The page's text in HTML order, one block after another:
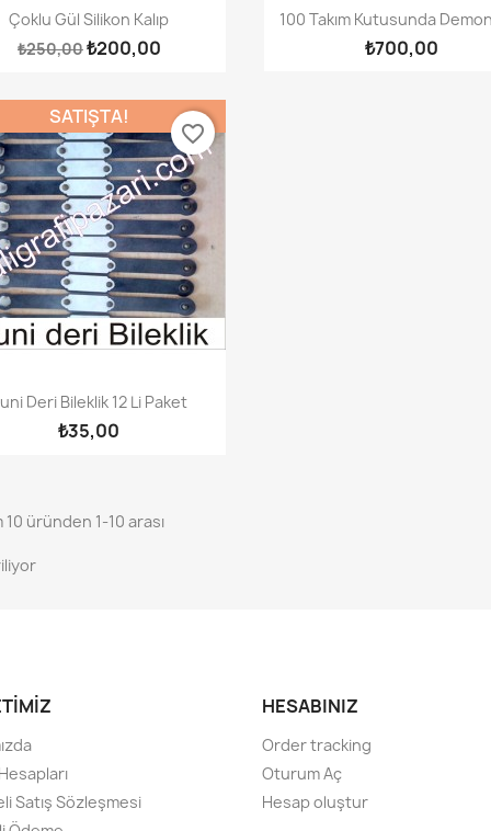
Hızlı Görünüm
Çoklu Gül Silikon Kalıp
₺250,00₺200,00
Hızlı Görünüm
100 Takım Kutusunda
₺700,00
Hızlı Görünüm
Deri Bileklik 12 Li Paket
₺35,00
SATIŞTA!
favorite_border
10 üründen 1-10 arası
Satış Sözleşmesi
HESABINIZ
Order tracking
Oturum Aç
Hesap oluştur